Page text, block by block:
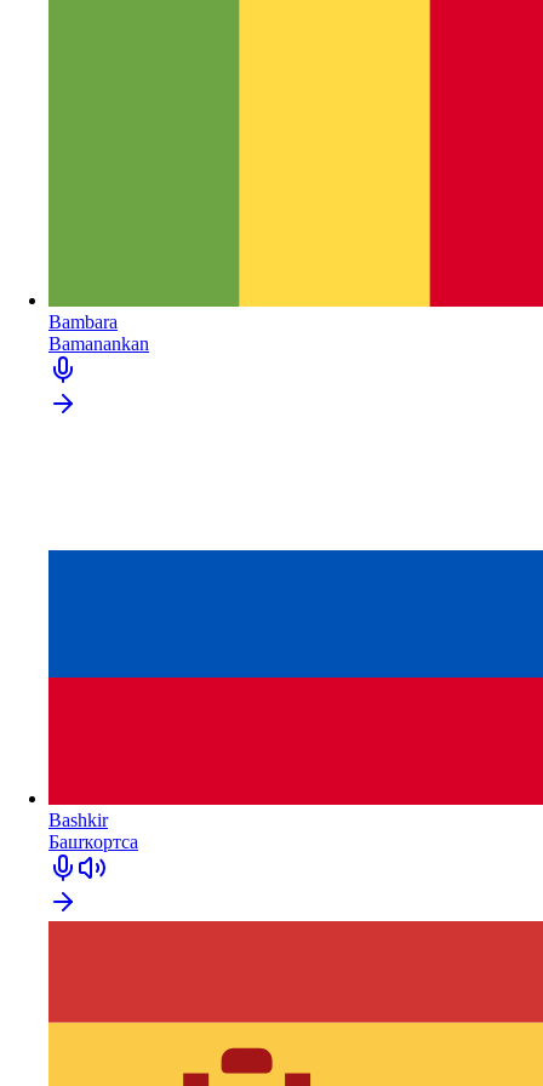
Bambara
Bamanankan
Bashkir
Башҡортса